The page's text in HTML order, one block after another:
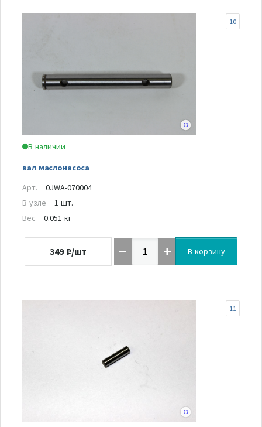
В наличии
вал маслонасоса
10
Арт.
0JWA-070004
В узле
1 шт.
Вес
0.051 кг
349 ₽/шт В корзину
11